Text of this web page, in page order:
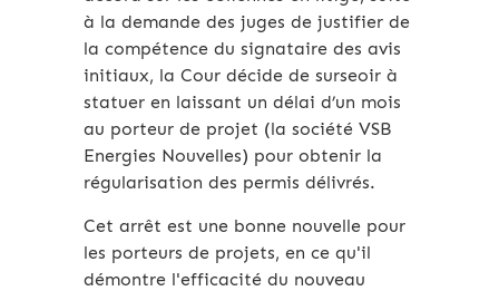
à la demande des juges de justifier de
la compétence du signataire des avis
initiaux, la Cour décide de surseoir à
statuer en laissant un délai d’un mois
au porteur de projet (la société VSB
Energies Nouvelles) pour obtenir la
régularisation des permis délivrés.
Cet arrêt est une bonne nouvelle pour
les porteurs de projets, en ce qu'il
démontre l'efficacité du nouveau